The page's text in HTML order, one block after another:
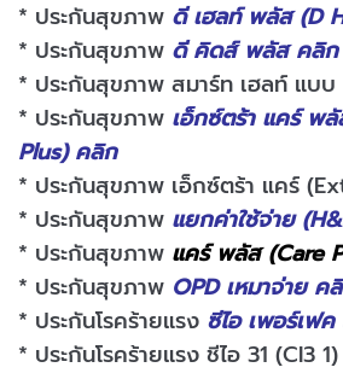
* ประกันสุขภาพ ดี เฮลท์ พลัส (D
* ประกันสุขภาพ ดี คิดส์ พลัส คลิก
* ประกันสุขภาพ สมาร์ท เฮลท์ แบ
* ประกันสุขภาพ เอ็กซ์ตร้า แคร์ พ
Plus) คลิก
* ประกันสุขภาพ เอ็กซ์ตร้า แคร์
* ประกันสุขภาพ แยกค่าใช้จ่าย
* ประกันสุขภาพ แคร์ พลัส (Care
* ประกันสุขภาพ OPD เหมาจ่าย ค
* ประกันโรคร้ายแรง ซีไอ เพอร์เฟ
* ประกันโรคร้ายแรง ชีไอ 31 (CI3